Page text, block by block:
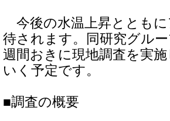
今後の水温上昇ととも
待されます。同研究グル
週間おきに現地調査を実
いく予定です。
■調査の概要